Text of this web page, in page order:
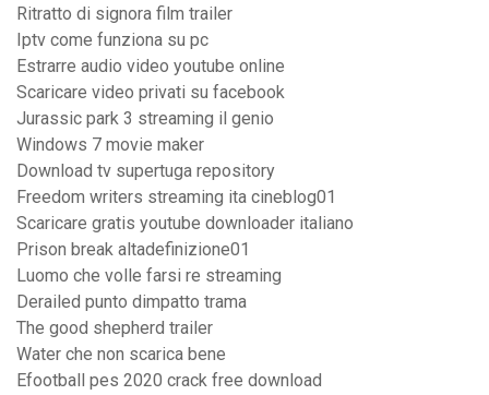
Ritratto di signora film trailer
Iptv come funziona su pc
Estrarre audio video youtube online
Scaricare video privati su facebook
Jurassic park 3 streaming il genio
Windows 7 movie maker
Download tv supertuga repository
Freedom writers streaming ita cineblog01
Scaricare gratis youtube downloader italiano
Prison break altadefinizione01
Luomo che volle farsi re streaming
Derailed punto dimpatto trama
The good shepherd trailer
Water che non scarica bene
Efootball pes 2020 crack free download